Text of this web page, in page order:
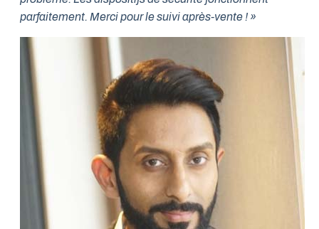
parfaitement. Merci pour le suivi après-vente ! »